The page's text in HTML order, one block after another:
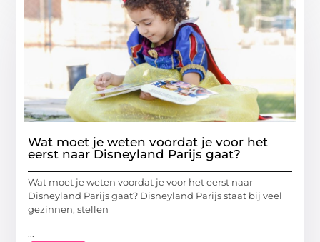
Wat moet je weten voordat je voor het
eerst naar Disneyland Parijs gaat?
Wat moet je weten voordat je voor het eerst naar
Disneyland Parijs gaat? Disneyland Parijs staat bij veel
gezinnen, stellen
...